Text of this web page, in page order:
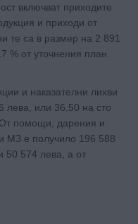
включват приходите
и приходи от
те са в размер на 2 891
% от уточнения план.
и наказателни лихви
лева, или 36,50 на сто
От помощи, дарения и
МЗ е получило 196 588
50 574 лева, а от